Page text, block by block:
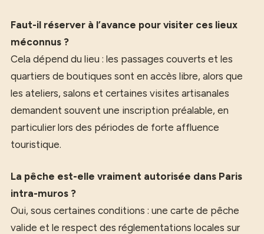
Faut-il réserver à l’avance pour visiter ces lieux
méconnus ?
Cela dépend du lieu : les passages couverts et les
quartiers de boutiques sont en accès libre, alors que
les ateliers, salons et certaines visites artisanales
demandent souvent une inscription préalable, en
particulier lors des périodes de forte affluence
touristique.
La pêche est-elle vraiment autorisée dans Paris
intra-muros ?
Oui, sous certaines conditions : une carte de pêche
valide et le respect des réglementations locales sur